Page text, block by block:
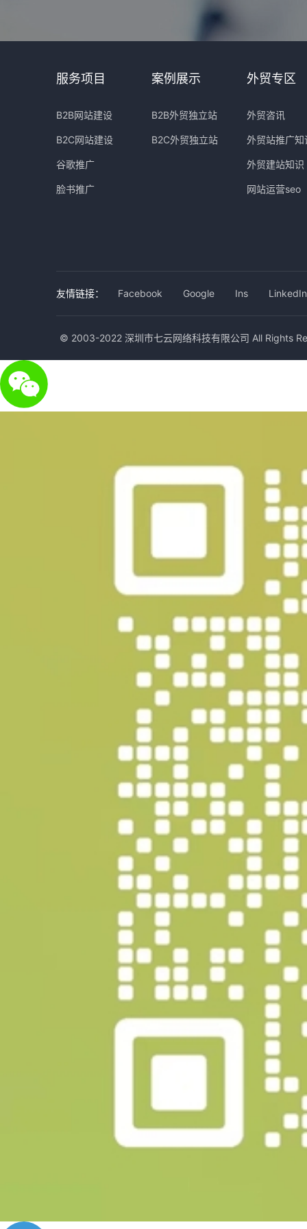
服务项目
B2B网站建设
B2C网站建设
谷歌推广
脸书推广
案例展示
B2B外贸独立站
B2C外贸独立站
外贸专区
外贸咨讯
外贸站推广知
外贸建站知识
网站运营seo
友情链接： Facebook Google Ins LinkedIn
© 2003-2022 深圳市七云网络科技有限公司 All Rights